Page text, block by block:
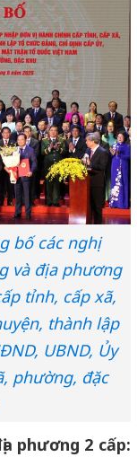
bố các nghị
và địa phương
tỉnh, cấp xã,
thành lập
UBND, Ủy
phường, đặc
phương 2 cấp: